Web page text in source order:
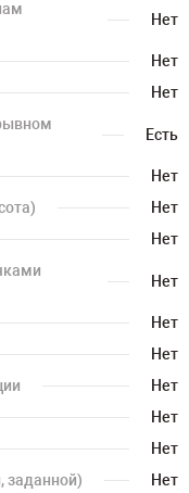
Нет
Нет
Нет
Есть
Нет
Нет
Нет
Нет
Нет
Нет
Нет
Нет
Нет
заданной)
Нет